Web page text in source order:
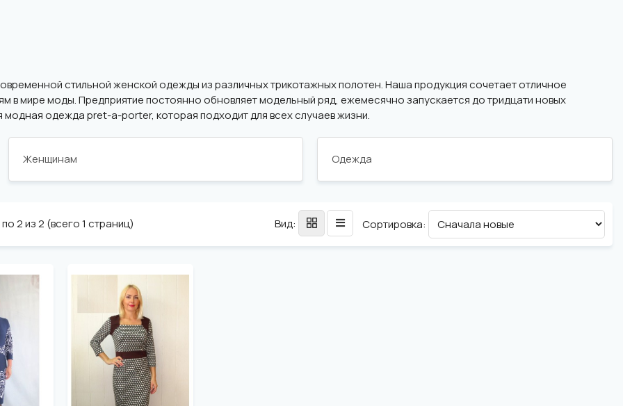
стильной женской одежды из различных трикотажных полотен. Наша продукция сочетает отличное
в мире моды. Предприятие постоянно обновляет модельный ряд, ежемесячно запускается до тридцати новых
одежда pret-a-porter, которая подходит для всех случаев жизни.
Женщинам Одежда
2 из 2 (всего 1 страниц) Вид: Сортировка: